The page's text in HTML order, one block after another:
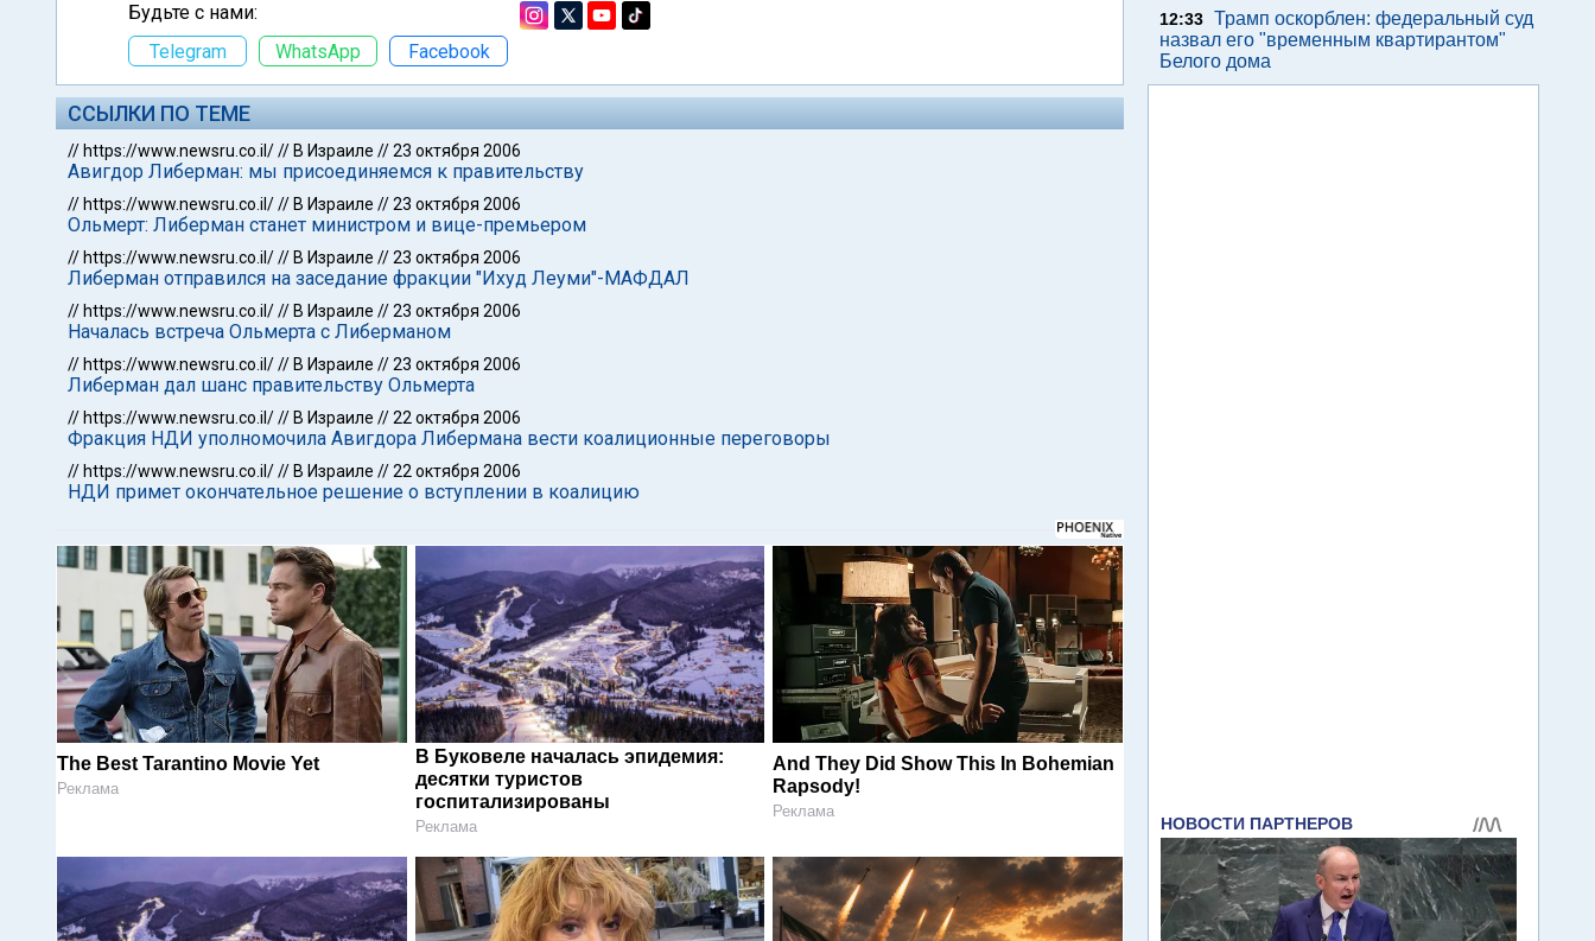
Будьте с нами:
Telegram
WhatsApp Facebook
ССЫЛКИ ПО ТЕМЕ
// https://www.newsru.co.il/// В Израиле //23 октября 2006
Авигдор Либерман: мы присоединяемся к правительству
// https://www.newsru.co.il/// В Израиле //23 октября 2006
Ольмерт: Либерман станет министром и вице-премьером
// https://www.newsru.co.il/// В Израиле //23 октября 2006
Либерман отправился на заседание фракции "Ихуд Леуми"-МАФДАЛ
// https://www.newsru.co.il/// В Израиле //23 октября 2006
Началась встреча Ольмерта с Либерманом
// https://www.newsru.co.il/// В Израиле //23 октября 2006
Либерман дал шанс правительству Ольмерта
// https://www.newsru.co.il/// В Израиле //22 октября 2006
Фракция НДИ уполномочила Авигдора Либермана вести коалиционные переговоры
// https://www.newsru.co.il/// В Израиле //22 октября 2006
НДИ примет окончательное решение о вступлении в коалицию
The Best Tarantino Movie Yet
Реклама
В Буковеле началась эпидемия:
десятки туристов
госпитализированы
Реклама
And They Did Show This In Bohemian
Rapsody!
Реклама
12:33 Трамп оскорблен: федеральный суд
назвал его "временным квартирантом"
Белого дома